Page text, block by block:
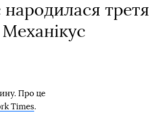
третя
Про це
Times.